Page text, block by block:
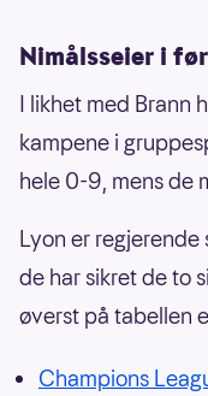
Nimålsseier i
I likhet med Brann
kampene i
hele 0-9, mens de
Lyon er regjerende
de har sikret de to
øverst på tabellen
Champions